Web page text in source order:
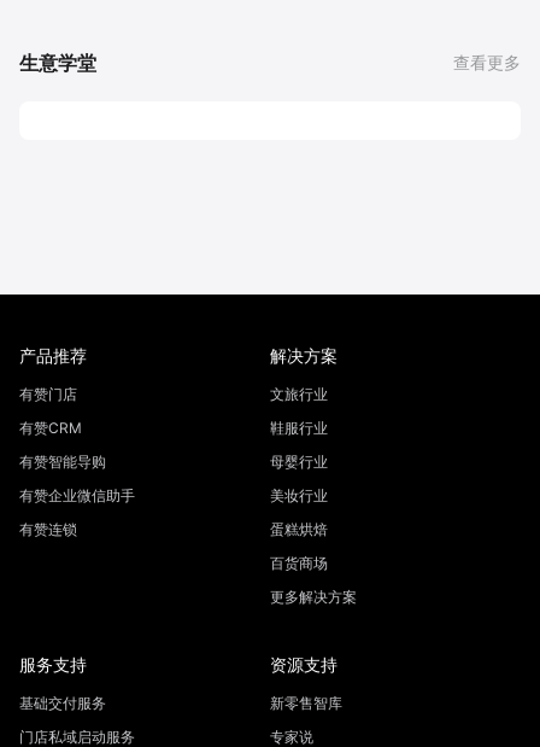
生意学堂 查看更多
产品推荐
有赞门店
有赞CRM
有赞智能导购
有赞企业微信助手
有赞连锁
解决方案
文旅行业
鞋服行业
母婴行业
美妆行业
蛋糕烘焙
百货商场
更多解决方案
服务支持
基础交付服务
门店私域启动服务
资源支持
新零售智库
专家说